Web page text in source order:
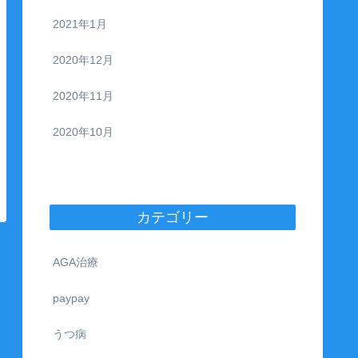
2021年1月
2020年12月
2020年11月
2020年10月
カテゴリー
AGA治療
paypay
うつ病